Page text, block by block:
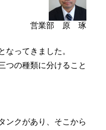
営業部 原 琢
ってきました。
つの種類に分けること
ンクがあり、そこから